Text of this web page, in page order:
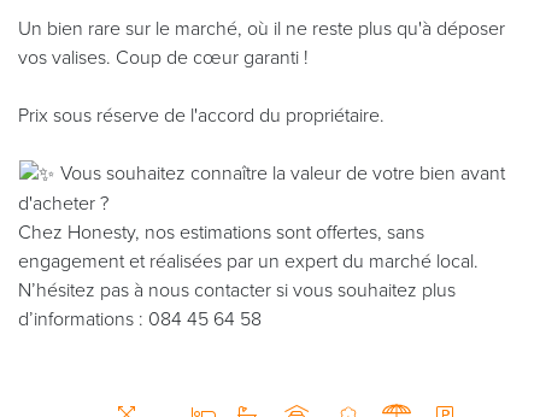
Un bien rare sur le marché, où il ne reste plus qu'à déposer
vos valises. Coup de cœur garanti !
Prix sous réserve de l'accord du propriétaire.
Vous souhaitez connaître la valeur de votre bien avant
d'acheter ?
Chez Honesty, nos estimations sont offertes, sans
engagement et réalisées par un expert du marché local.
N’hésitez pas à nous contacter si vous souhaitez plus
d’informations : 084 45 64 58